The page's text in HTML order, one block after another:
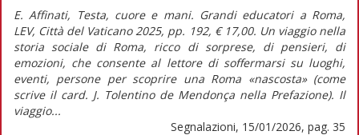
E. Affinati, Testa, cuore e mani. Grandi educatori a Roma,
LEV, Città del Vaticano 2025, pp. 192, € 17,00. Un viaggio nella
storia sociale di Roma, ricco di sorprese, di pensieri, di
emozioni, che consente al lettore di soffermarsi su luoghi,
eventi, persone per scoprire una Roma «nascosta» (come
scrive il card. J. Tolentino de Mendonça nella Prefazione). Il
viaggio...
Segnalazioni, 15/01/2026, pag. 35